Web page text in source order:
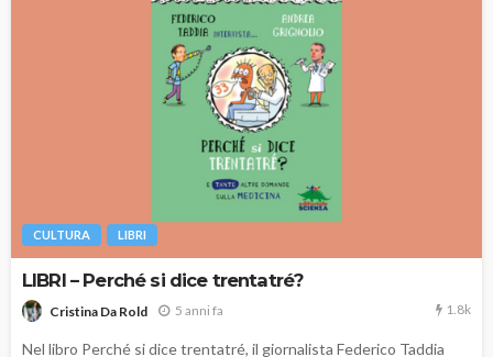
CULTURA LIBRI
LIBRI – Perché si dice trentatré?
Cristina Da Rold 5 anni fa 1.8k
Nel libro Perché si dice trentatré, il giornalista Federico Taddia